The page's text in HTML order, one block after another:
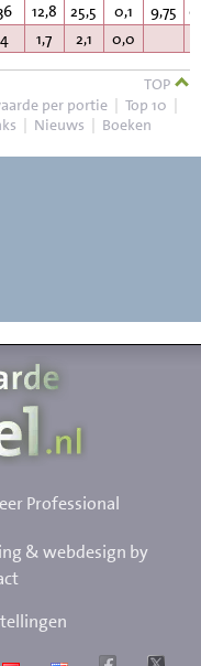
12,8 25,5 0,1 9,75
4 1,7 2,1 0,0
TOP
per portie | Top 10 |
| Nieuws | Boeken
Professional
& webdesign by